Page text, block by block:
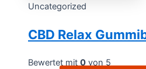
Uncategorized
CBD Relax
Bewertet mit 0 von 5